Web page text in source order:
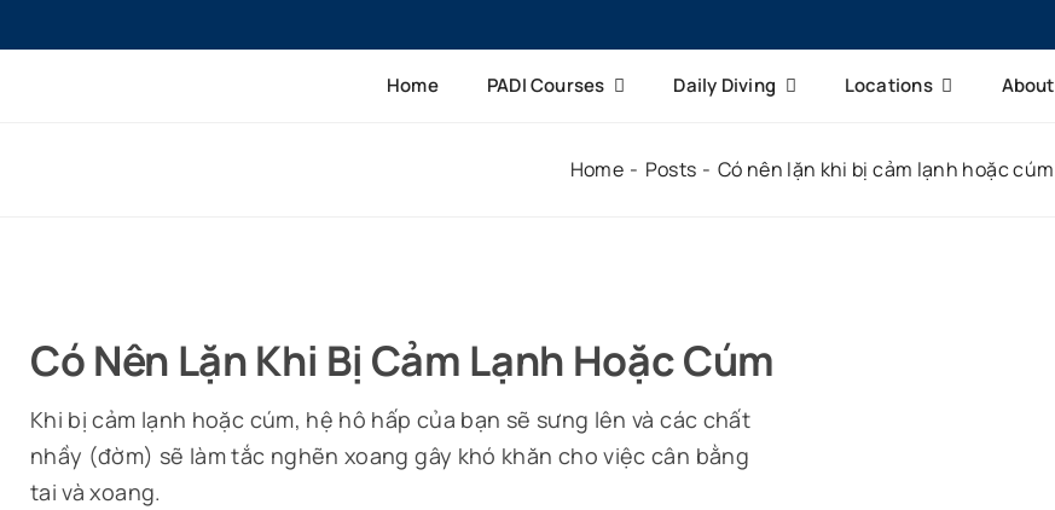
to
Home PADI Courses Daily Diving Locations About
Home Posts Có nên lặn khi bị cảm lạnh hoặc cúm
Có Nên Lặn Khi Bị Cảm Lạnh Hoặc Cúm
Khi bị cảm lạnh hoặc cúm, hệ hô hấp của bạn sẽ sưng lên và các chất
nhầy (đờm) sẽ làm tắc nghẽn xoang gây khó khăn cho việc cân bằng
tai và xoang.